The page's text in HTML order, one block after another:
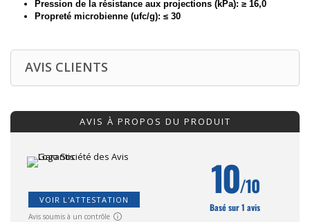
Pression de la résistance aux projections (kPa): ≥ 16,0
Propreté microbienne (ufc/g): ≤ 30
AVIS CLIENTS
AVIS À PROPOS DU PRODUIT
VOIR L'ATTESTATION
Avis soumis à un contrôle
10/10
Basé sur 1 avis